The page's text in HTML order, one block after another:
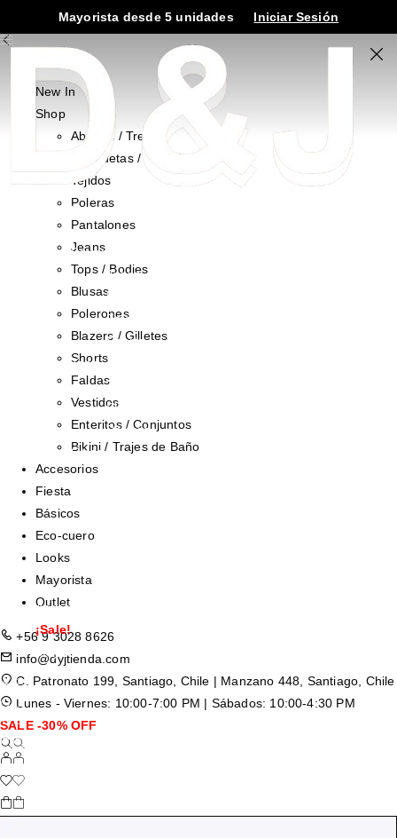
Mayorista desde 5 unidades Iniciar Sesión
¡Sale!
New In
Shop
Abrigos / Trench
Chaquetas / Cazadoras
Tejidos
Poleras
Pantalones
Jeans
Tops / Bodies
Blusas
Polerones
Blazers / Gilletes
Shorts
Faldas
Vestidos
Enteritos / Conjuntos
Bikini / Trajes de Baño
Accesorios
Fiesta
Básicos
Eco-cuero
Looks
Mayorista
Outlet
+56 9 3028 8626
info@dyjtienda.com
C. Patronato 199, Santiago, Chile | Manzano 448, Santiago, Chile
Lunes - Viernes: 10:00-7:00 PM | Sábados: 10:00-4:30 PM
SALE -30% OFF
New In
Shop
Bottons
Jeans
Pantalones
Faldas
Shorts
Tops
Tops / Bodies
Blusas
Poleras
Otros
Accesorios
¡Sale!
Mayorista